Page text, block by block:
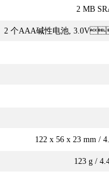
2 MB
2 个AAA碱性电池,
122 x 56 x 23 mm /
123 g /